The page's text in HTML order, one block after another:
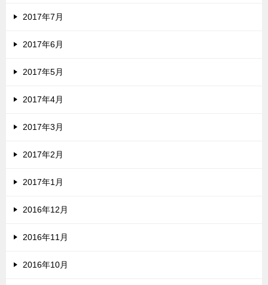
2017年7月
2017年6月
2017年5月
2017年4月
2017年3月
2017年2月
2017年1月
2016年12月
2016年11月
2016年10月